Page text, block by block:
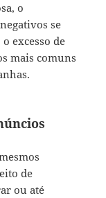
o
se
excesso de
mais comuns
de
ou até